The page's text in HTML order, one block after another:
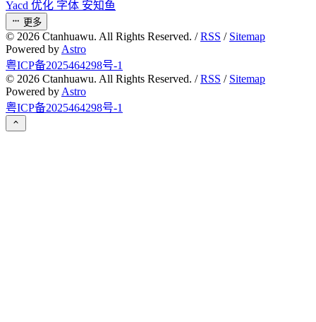
Yacd 优化 字体 安知鱼
更多
© 2026 Ctanhuawu. All Rights Reserved. /RSS / Sitemap
Powered by Astro
粤ICP备2025464298号-1
© 2026 Ctanhuawu. All Rights Reserved. /RSS / Sitemap
Powered by Astro
粤ICP备2025464298号-1